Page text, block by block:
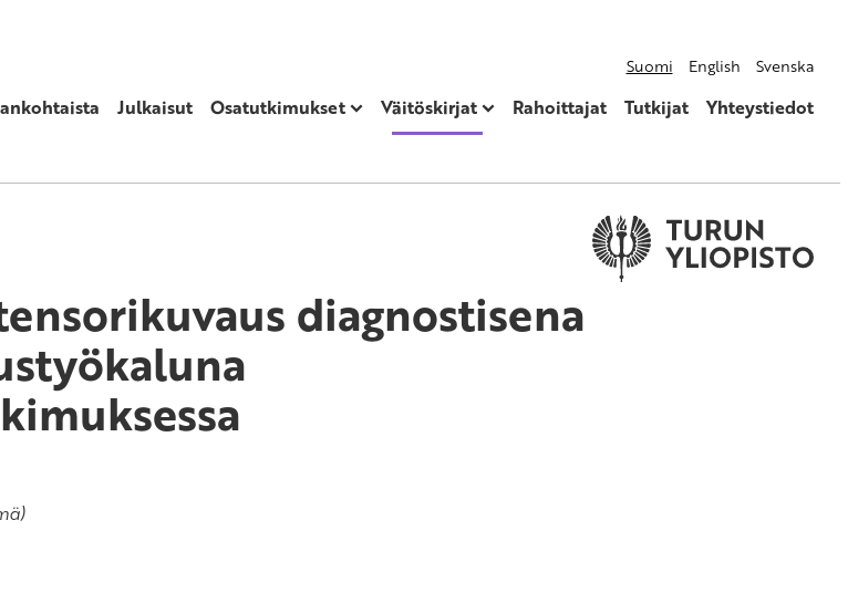
Suomi English Svenska
Julkaisut Osatutkimukset Väitöskirjat Rahoittajat Tutkijat Yhteystiedot
diagnostisena